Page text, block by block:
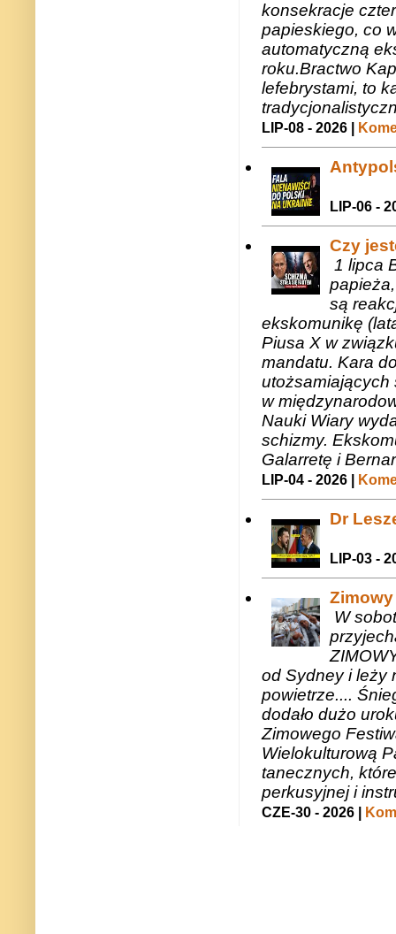
konsekracje
papieskiego, co
automatyczną
roku.Bractwo
lefebrystami, to
LIP-08 - 2026 |
LIP-06 -
Czy
1 lipca
są
ekskomunikę
Piusa X w
mandatu. Kara
utożsamiających
w
Nauki Wiary
schizmy.
Galarretę i
LIP-04 - 2026 |
Dr
LIP-03 -
W
od Sydney i leży
powietrze....
dodało dużo
Zimowego
Wielokulturową
tanecznych,
perkusyjnej i
CZE-30 - 2026 |